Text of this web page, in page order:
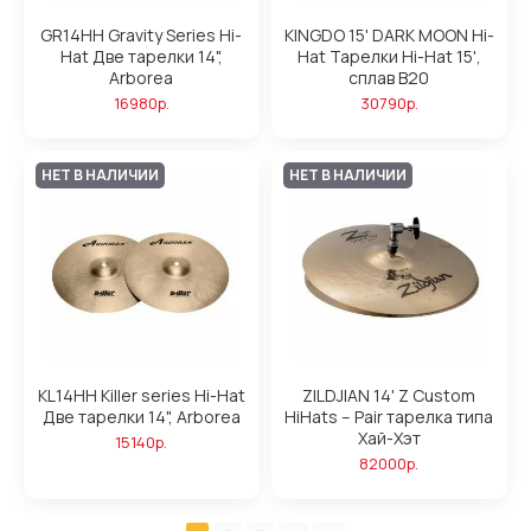
GR14HH Gravity Series Hi-
Hat Две тарелки 14",
Arborea
16980р.
KINGDO 15' DARK MOON Hi-
Hat Тарелки Hi-Hat 15',
сплав В20
30790р.
НЕТ В НАЛИЧИИ
KL14HH Killer series Hi-Hat
Две тарелки 14", Arborea
15140р.
НЕТ В НАЛИЧИИ
ZILDJIAN 14' Z Custom
HiHats – Pair тарелка типа
Хай-Хэт
82000р.